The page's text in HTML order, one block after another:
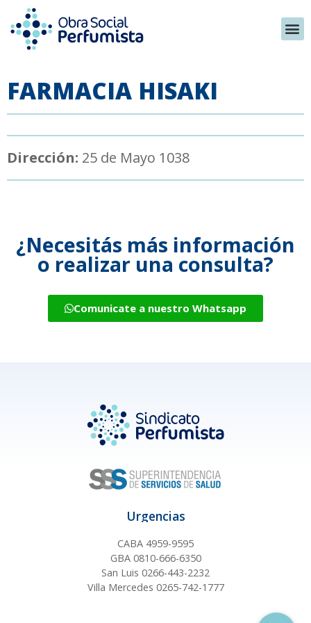
FARMACIA HISAKI
Dirección: 25 de Mayo 1038
¿Necesitás más información
o realizar una consulta?
Comunicate a nuestro Whatsapp
Urgencias
CABA 4959-9595
GBA 0810-666-6350
San Luis 0266-443-2232
Villa Mercedes 0265-742-1777